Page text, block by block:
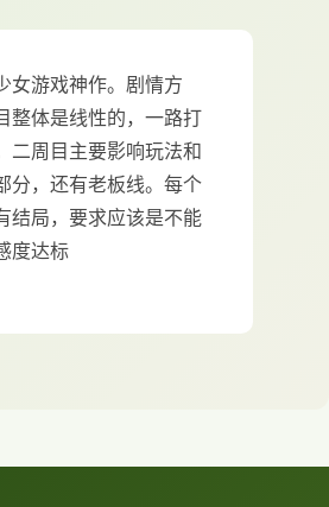
女游戏神作。剧情方
整体是线性的，一路打
二周目主要影响玩法和
分，还有老板线。每个
结局，要求应该是不能
度达标